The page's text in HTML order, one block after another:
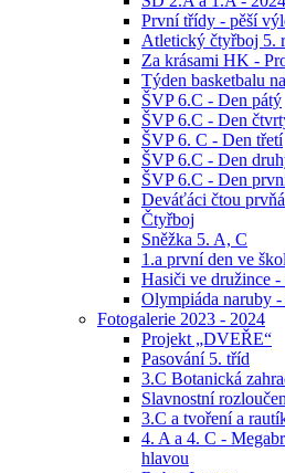
První třídy - pěší
Atletický čtyřboj 5.
Za krásami HK -
Týden basketbalu
ŠVP 6.C - Den pátý
ŠVP 6.C - Den
ŠVP 6. C - Den třetí
ŠVP 6.C - Den
ŠVP 6.C - Den
Deváťáci čtou
Čtyřboj
Sněžka 5. A, C
1.a první den ve
Hasiči ve družince -
Olympiáda naruby
Fotogalerie 2023 - 2024
Projekt „DVEŘE“
Pasování 5. tříd
3.C Botanická
Slavnostní
3.C a tvoření a
4. A a 4. C -
hlavou